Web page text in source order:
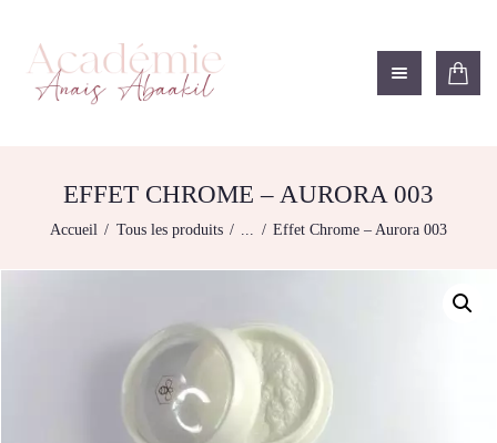
EFFET CHROME – AURORA 003
Accueil Tous les produits ... Effet Chrome – Aurora 003
ACADÉMIE ANAÏS ABAAKIL
Formation et shop Indigo
NOS FORMATIONS
FORMATIONS
BOUTIQUE
RECHERCHE
MODÈLE